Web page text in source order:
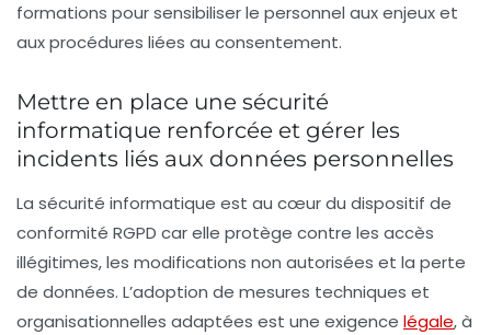
formations pour sensibiliser le personnel aux enjeux et
aux procédures liées au consentement.
Mettre en place une sécurité
informatique renforcée et gérer les
incidents liés aux données personnelles
La sécurité informatique est au cœur du dispositif de
conformité RGPD car elle protège contre les accès
illégitimes, les modifications non autorisées et la perte
de données. L’adoption de mesures techniques et
organisationnelles adaptées est une exigence légale, à